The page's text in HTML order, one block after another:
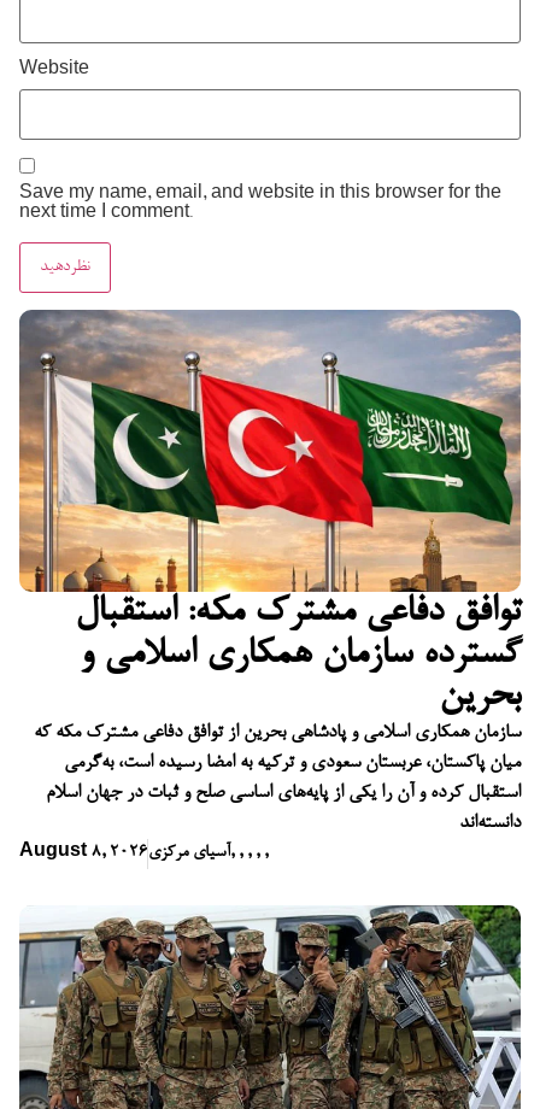
توافق دفاعی مشترک مکه: استقبال
گسترده سازمان همکاری اسلامی و
بحرین
سازمان همکاری اسلامی و پادشاهی بحرین از توافق دفاعی مشترک مکه که
میان پاکستان، عربستان سعودی و ترکیه به امضا رسیده است، به‌گرمی
استقبال کرده و آن را یکی از پایه‌های اساسی صلح و ثبات در جهان اسلام
دانسته‌اند
August 8, 2026آسیای مرکزی, , , , ,
Website
Save my name, email, and website in this browser for the
next time I comment.